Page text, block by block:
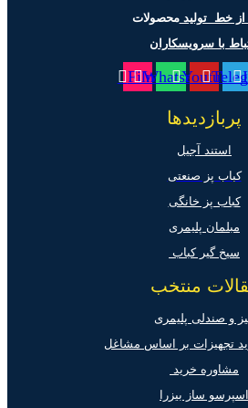
از خط تولیدمحصولات
با سرویسکاران
Youtube
Whatsapp
Film
پربازدیدها
استند آجیل
کباب پز صنعتی
کباب پز خانگی
مبلمان پلیمری
سیخ گیر کباب
منتخب
و صندلی پلیمری
تجهیزات بر اساس مشاغل
مشاوره خرید
اسپرسو ساز بیزرا